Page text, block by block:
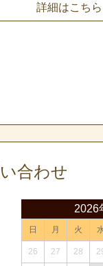
詳細はこちら
合わせ
2026
日 月 火
26 27 28